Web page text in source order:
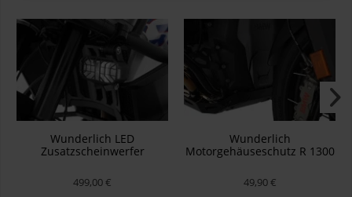
Wunderlich LED
Zusatzscheinwerfer
Schutzbügelmontage -
schwarz
499,00 €
Wunderlich
Motorgehäuseschutz R 1300
49,90 €